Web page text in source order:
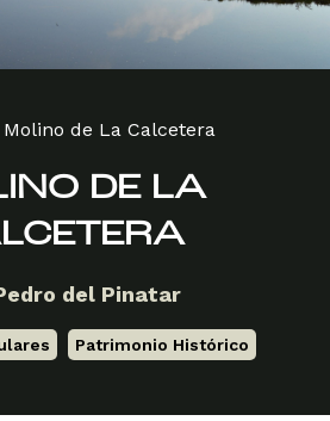
Molino de La Calcetera
DE LA
del Pinatar
Patrimonio Histórico